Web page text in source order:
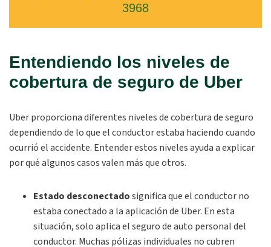
3968
Entendiendo los niveles de
cobertura de seguro de Uber
Uber proporciona diferentes niveles de cobertura de seguro
dependiendo de lo que el conductor estaba haciendo cuando
ocurrió el accidente. Entender estos niveles ayuda a explicar
por qué algunos casos valen más que otros.
Estado desconectadosignifica que el conductor no
estaba conectado a la aplicación de Uber. En esta
situación, solo aplica el seguro de auto personal del
conductor. Muchas pólizas individuales no cubren